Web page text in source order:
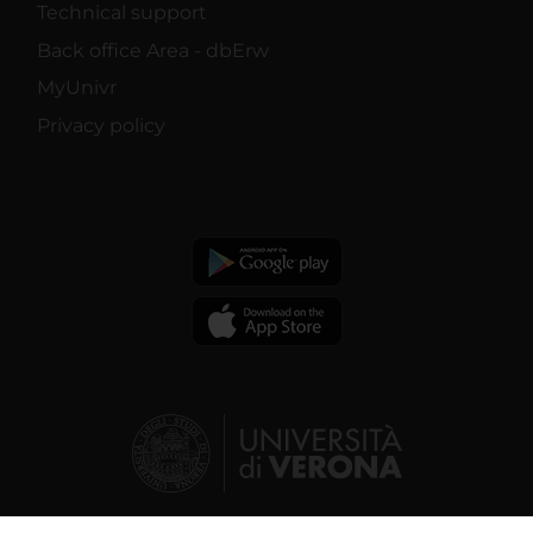
Technical support
Back office Area - dbErw
MyUnivr
Privacy policy